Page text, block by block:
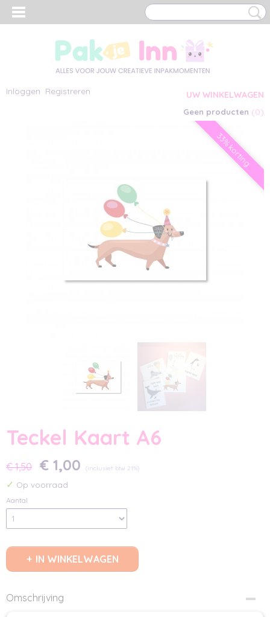
Inloggen Registreren UW WINKELWAGEN
Geen producten (0)
33% korting
Teckel Kaart A6
€ 1,50 € 1,00 (inclusief btw 21%)
✓ Op voorraad
Aantal
IN WINKELWAGEN
Omschrijving